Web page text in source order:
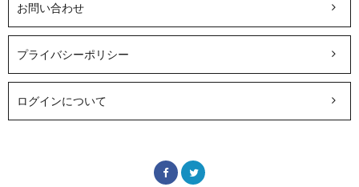
お問い合わせ
プライバシーポリシー
ログインについて